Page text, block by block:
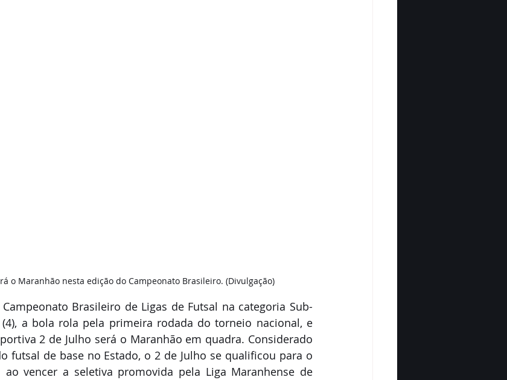
o Maranhão nesta edição do Campeonato Brasileiro. (Divulgação)
Brasileiro de Ligas de Futsal na categoria Sub-
a bola rola pela primeira rodada do torneio nacional, e
2 de Julho será o Maranhão em quadra. Considerado
futsal de base no Estado, o 2 de Julho se qualificou para o
vencer a seletiva promovida pela Liga Maranhense de